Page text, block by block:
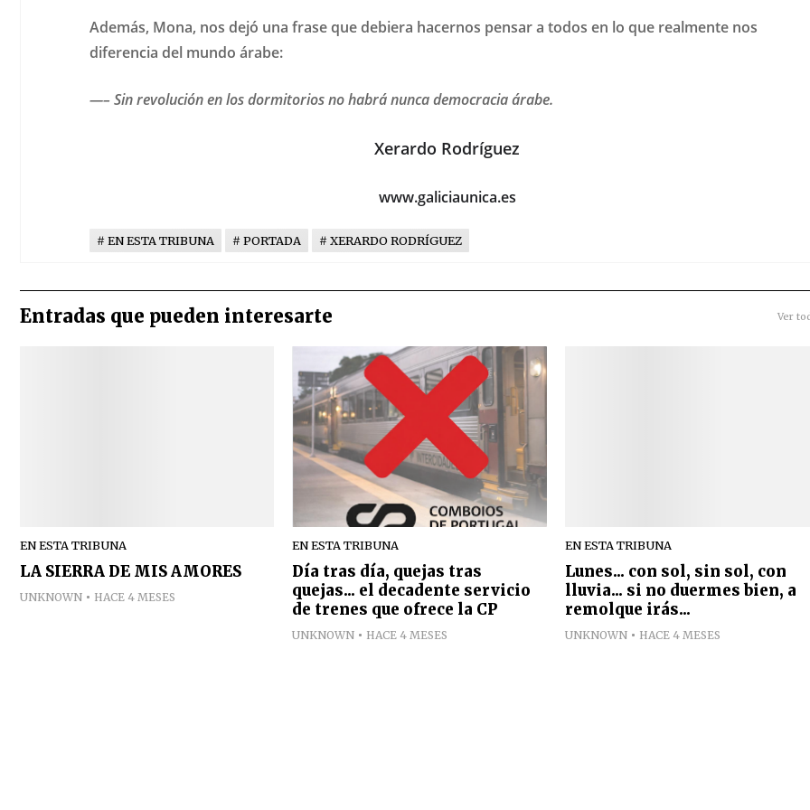
Además, Mona, nos dejó una frase que debiera hacernos pensar a todos en lo que realmente nos
diferencia del mundo árabe:
—– Sin revolución en los dormitorios no habrá nunca democracia árabe.
Xerardo Rodríguez
www.galiciaunica.es
EN ESTA TRIBUNA PORTADA XERARDO RODRÍGUEZ
Entradas que pueden interesarte Ver
EN ESTA TRIBUNA
LA SIERRA DE MIS AMORES
UNKNOWN HACE 4 MESES
EN ESTA TRIBUNA
Día tras día, quejas tras
quejas... el decadente servicio
de trenes que ofrece la CP
UNKNOWN HACE 4 MESES
EN ESTA TRIBUNA
Lunes... con sol, sin sol, con
lluvia... si no duermes bien, a
remolque irás...
UNKNOWN HACE 4 MESES